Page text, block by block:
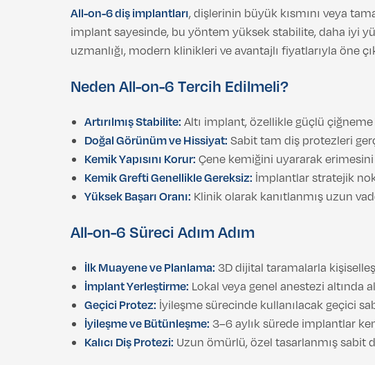
All-on-6 diş implantları, dişlerinin büyük kısmını veya
implant sayesinde, bu yöntem yüksek stabilite, daha iyi
uzmanlığı, modern klinikleri ve avantajlı fiyatlarıyla öne
Neden All-on-6 Tercih Edilmeli?
Artırılmış Stabilite: Altı implant, özellikle güçlü
Doğal Görünüm ve Hissiyat: Sabit tam diş protezleri
Kemik Yapısını Korur: Çene kemiğini uyararak erimesini
Kemik Grefti Genellikle Gereksiz: İmplantlar stratejik
Yüksek Başarı Oranı: Klinik olarak kanıtlanmış uzun
All-on-6 Süreci Adım Adım
İlk Muayene ve Planlama: 3D dijital taramalarla
İmplant Yerleştirme: Lokal veya genel anestezi altında
Geçici Protez: İyileşme sürecinde kullanılacak geçici
İyileşme ve Bütünleşme: 3–6 aylık sürede implantlar
Kalıcı Diş Protezi: Uzun ömürlü, özel tasarlanmış sabit